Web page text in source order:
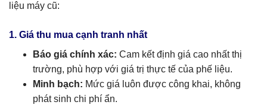
liệu máy cũ:
1. Giá thu mua cạnh tranh nhất
Báo giá chính xác: Cam kết định giá cao nhất thị
trường, phù hợp với giá trị thực tế của phế liệu.
Minh bạch: Mức giá luôn được công khai, không
phát sinh chi phí ẩn.